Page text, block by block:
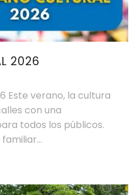
2026
Este verano, la cultura
con una
todos los públicos.